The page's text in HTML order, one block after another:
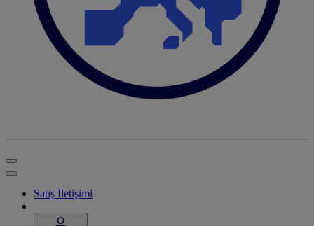
Satış İletişimi